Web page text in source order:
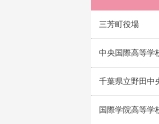
三芳町役場
中央国際高等学
千葉県立野田中
国際学院高等学